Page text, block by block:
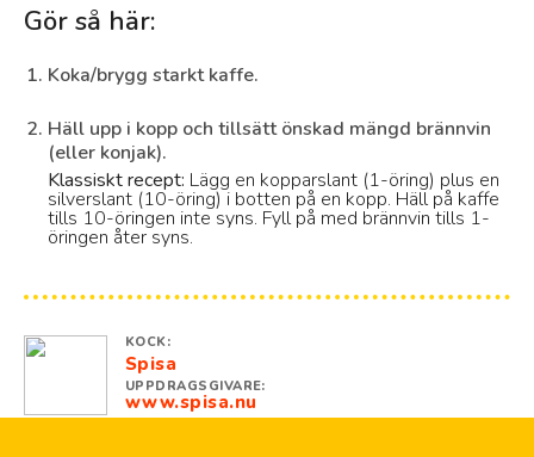
Gör så här:
Koka/brygg starkt kaffe.
Häll upp i kopp och tillsätt önskad mängd brännvin
(eller konjak).
Klassiskt recept: Lägg en kopparslant (1-öring) plus en
silverslant (10-öring) i botten på en kopp. Häll på kaffe
tills 10-öringen inte syns. Fyll på med brännvin tills 1-
öringen åter syns.
KOCK:
Spisa
UPPDRAGSGIVARE:
www.spisa.nu